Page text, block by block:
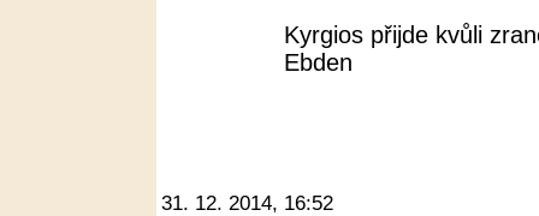
Kyrgios přijde kvůli
Ebden
31. 12. 2014, 16:52